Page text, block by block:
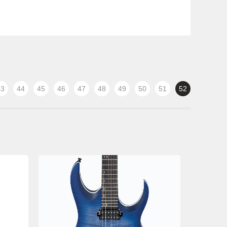
44 45 46 47 48 49 50 51 52